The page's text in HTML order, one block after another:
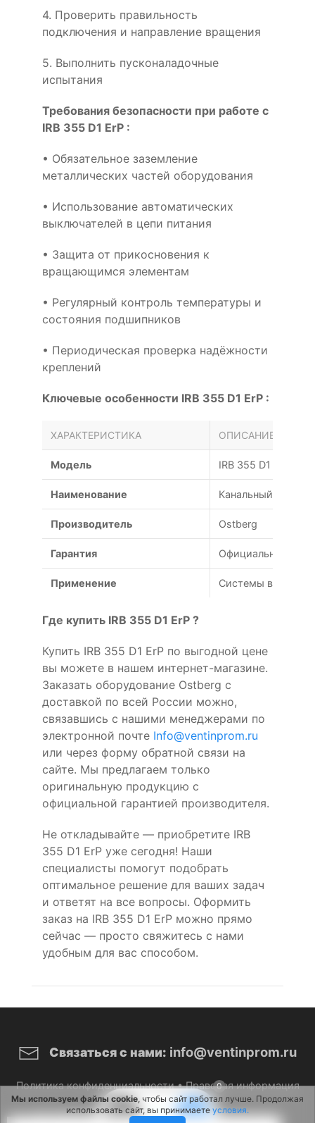
0
4. Проверить правильность
подключения и направление вращения
5. Выполнить пусконаладочные
испытания
Требования безопасности при работе с
IRB 355 D1 ErP :
• Обязательное заземление
металлических частей оборудования
• Использование автоматических
выключателей в цепи питания
• Защита от прикосновения к
вращающимся элементам
• Регулярный контроль температуры и
состояния подшипников
• Периодическая проверка надёжности
креплений
Ключевые особенности IRB 355 D1 ErP :
ХАРАКТЕРИСТИКА ОПИСАНИЕ
Модель IRB 355 D1 ErP
Наименование Канальный
Производитель Ostberg
Гарантия Официальная
Применение Системы
Где купить IRB 355 D1 ErP ?
Купить IRB 355 D1 ErP по выгодной цене
вы можете в нашем интернет-магазине.
Заказать оборудование Ostberg с
доставкой по всей России можно,
связавшись с нашими менеджерами по
электронной почте Info@ventinprom.ru
или через форму обратной связи на
сайте. Мы предлагаем только
оригинальную продукцию с
официальной гарантией производителя.
Не откладывайте — приобретите IRB
355 D1 ErP уже сегодня! Наши
специалисты помогут подобрать
оптимальное решение для ваших задач
и ответят на все вопросы. Оформить
заказ на IRB 355 D1 ErP можно прямо
сейчас — просто свяжитесь с нами
удобным для вас способом.
Связаться с нами: info@ventinprom.ru
Политика конфиденциальности•Правовая информация
© 2026 ВентИнПром. Все права защищены.
Мы используем файлы cookie, чтобы сайт работал лучше. Продолжая
использовать сайт, вы принимаете условия.